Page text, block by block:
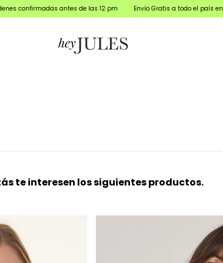
antes de las 12 pm Envío Gratis a todo el país en tu orden
te interesen los siguientes productos.